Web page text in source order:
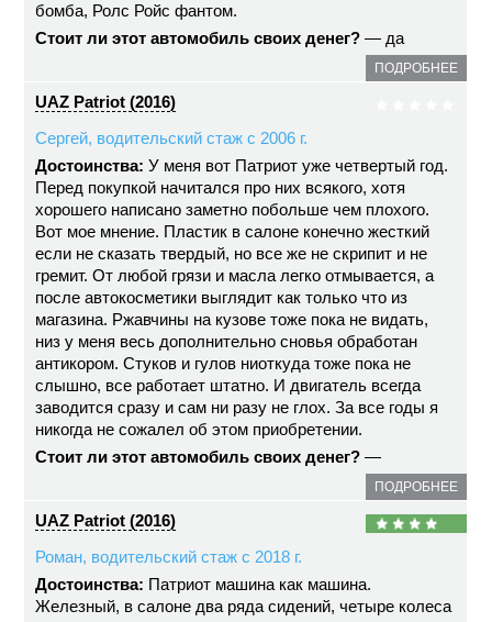
бомба, Ролс Ройс фантом.
Стоит ли этот автомобиль своих денег? — да
ПОДРОБНЕЕ
UAZ Patriot (2016)
Сергей, водительский стаж с 2006 г.
Достоинства: У меня вот Патриот уже четвертый год.
Перед покупкой начитался про них всякого, хотя
хорошего написано заметно побольше чем плохого.
Вот мое мнение. Пластик в салоне конечно жесткий
если не сказать твердый, но все же не скрипит и не
гремит. От любой грязи и масла легко отмывается, а
после автокосметики выглядит как только что из
магазина. Ржавчины на кузове тоже пока не видать,
низ у меня весь дополнительно сновья обработан
антикором. Стуков и гулов ниоткуда тоже пока не
слышно, все работает штатно. И двигатель всегда
заводится сразу и сам ни разу не глох. За все годы я
никогда не сожалел об этом приобретении.
Стоит ли этот автомобиль своих денег? —
ПОДРОБНЕЕ
UAZ Patriot (2016)
Роман, водительский стаж с 2018 г.
Достоинства: Патриот машина как машина.
Железный, в салоне два ряда сидений, четыре колеса